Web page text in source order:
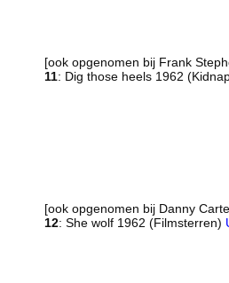
[ook opgenomen bij Frank
11: Dig those heels 1962
[ook opgenomen bij Danny
12: She wolf 1962 (Filmsterren)